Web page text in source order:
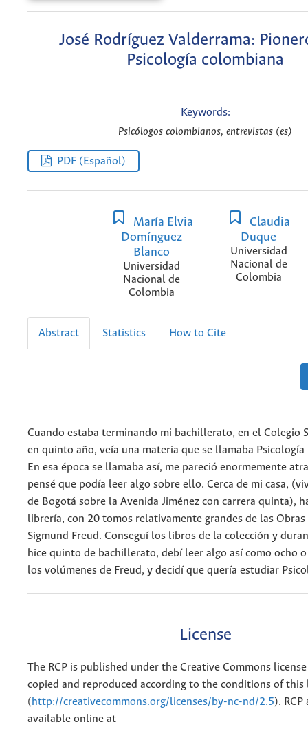
José Rodríguez Valderrama:
Psicología colombiana
Keywords:
Psicólogos colombianos, entrevistas (es)
PDF (Español)
María Elvia
Domínguez
Blanco
Universidad
Nacional de
Colombia
Claudia
Duque
Universidad
Nacional de
Colombia
Abstract Statistics How to Cite
Cuando estaba terminando mi bachillerato, en el Colegio
en quinto año, veía una materia que se llamaba
En esa época se llamaba así, me pareció enormemente
pensé que podía leer algo sobre ello. Cerca de mi casa,
de Bogotá sobre la Avenida Jiménez con carrera quinta),
librería, con 20 tomos relativamente grandes de las Obras
Sigmund Freud. Conseguí los libros de la colección y
hice quinto de bachillerato, debí leer algo así como ocho
los volúmenes de Freud, y decidí que quería estudiar
License
The RCP is published under the Creative Commons
copied and reproduced according to the conditions of this
(http://creativecommons.org/licenses/by-nc-nd/2.5).
available online at